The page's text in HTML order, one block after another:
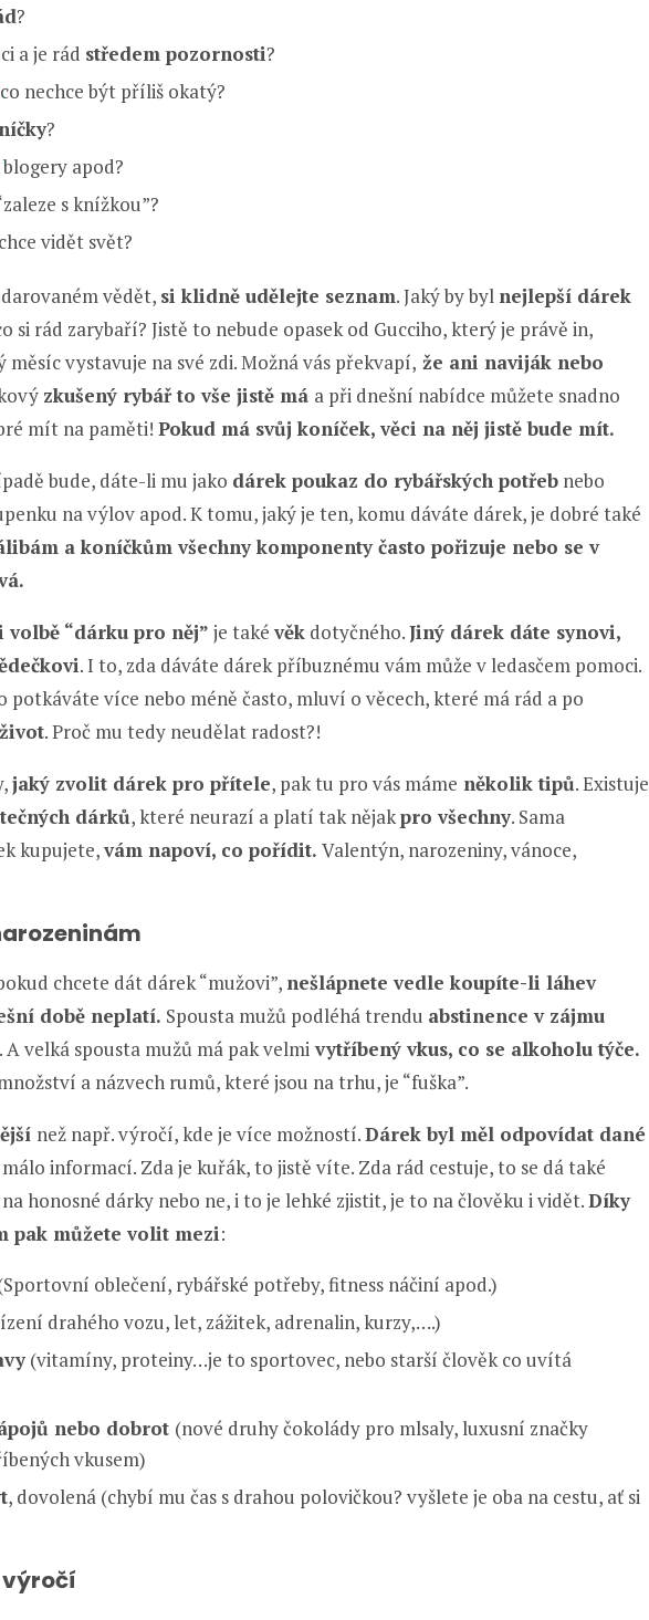
?
a je rád středem pozornosti?
co nechce být příliš okatý?
?
blogery apod?
s knížkou”?
vidět svět?
vědět, si klidně udělejte seznam. Jaký by byl nejlepší dárek
si rád zarybaří? Jistě to nebude opasek od Gucciho, který je právě in,
vystavuje na své zdi. Možná vás překvapí, že ani naviják nebo
zkušený rybář to vše jistě má a při dnešní nabídce můžete snadno
mít na paměti! Pokud má svůj koníček, věci na něj jistě bude mít.
bude, dáte-li mu jako dárek poukaz do rybářských potřeb nebo
na výlov apod. K tomu, jaký je ten, komu dáváte dárek, je dobré také
a koníčkům všechny komponenty často pořizuje nebo se v
“dárku pro něj” je také věk dotyčného.Jiný dárek dáte synovi,
. I to, zda dáváte dárek příbuznému vám může v ledasčem pomoci.
potkáváte více nebo méně často, mluví o věcech, které má rád a po
. Proč mu tedy neudělat radost?!
jaký zvolit dárek pro přítele, pak tu pro vás máme několik tipů. Existuje
dárků, které neurazí a platí tak nějakpro všechny. Sama
kupujete,vám napoví, co pořídit. Valentýn, narozeniny, vánoce,
chcete dát dárek “mužovi”, nešlápnete vedle koupíte-li láhev
době neplatí. Spousta mužů podléhá trendu abstinence v zájmu
. A velká spousta mužů má pak velmi vytříbený vkus, co se alkoholu týče.
a názvech rumů, které jsou na trhu, je “fuška”.
než např. výročí, kde je více možností.Dárek byl měl odpovídat dané
informací. Zda je kuřák, to jistě víte. Zda rád cestuje, to se dá také
honosné dárky nebo ne, i to je lehké zjistit, je to na člověku i vidět.Díky
pak můžete volit mezi:
oblečení, rybářské potřeby, fitness náčiní apod.)
drahého vozu, let, zážitek, adrenalin, kurzy,….)
(vitamíny, proteiny…je to sportovec, nebo starší člověk co uvítá
nebo dobrot (nové druhy čokolády pro mlsaly, luxusní značky
vkusem)
, dovolená (chybí mu čas s drahou polovičkou? vyšlete je oba na cestu, ať si
výročí